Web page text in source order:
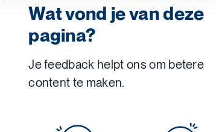
Wat vond je van deze
pagina?
Je feedback helpt ons om betere
content te maken.